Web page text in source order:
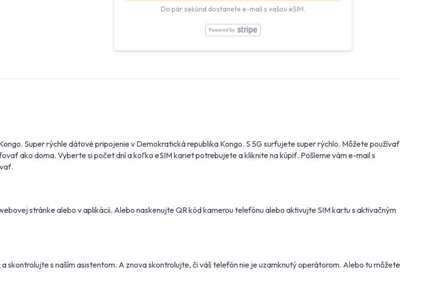
Do pár sekúnd dostanete e-mail s vašou eSIM.
Super rýchle dátové pripojenie v Demokratická republika Kongo. S 5G surfujete super rýchlo. Môžete používať
ako doma. Vyberte si počet dní a koľko eSIM kariet potrebujete a kliknite na kúpiť. Pošleme vám e-mail s
stránke alebo v aplikácii. Alebo naskenujte QR kód kamerou telefónu alebo aktivujte SIM kartu s aktivačným
a skontrolujte s naším asistentom. A znova skontrolujte, či váš telefón nie je uzamknutý operátorom. Alebo tu môžete